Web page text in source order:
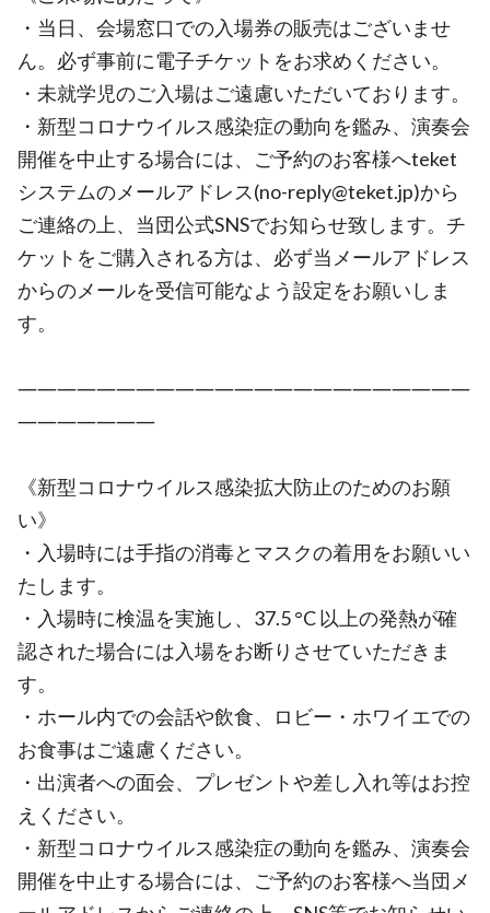
・当日、会場窓口での入場券の販売はございませ
ん。必ず事前に電子チケットをお求めください。
・未就学児のご入場はご遠慮いただいております。
・新型コロナウイルス感染症の動向を鑑み、演奏会
開催を中止する場合には、ご予約のお客様へteket
システムのメールアドレス(no-reply@teket.jp)から
ご連絡の上、当団公式SNSでお知らせ致します。チ
ケットをご購入される方は、必ず当メールアドレス
からのメールを受信可能なよう設定をお願いしま
す。
―――――――――――――――――――――――
―――――――
《新型コロナウイルス感染拡大防止のためのお願
い》
・入場時には手指の消毒とマスクの着用をお願いい
たします。
・入場時に検温を実施し、37.5 °C 以上の発熱が確
認された場合には入場をお断りさせていただきま
す。
・ホール内での会話や飲食、ロビー・ホワイエでの
お食事はご遠慮ください。
・出演者への面会、プレゼントや差し入れ等はお控
えください。
・新型コロナウイルス感染症の動向を鑑み、演奏会
開催を中止する場合には、ご予約のお客様へ当団メ